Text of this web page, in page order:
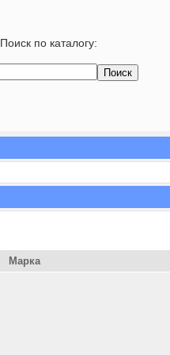
Поиск по каталогу:
Марка